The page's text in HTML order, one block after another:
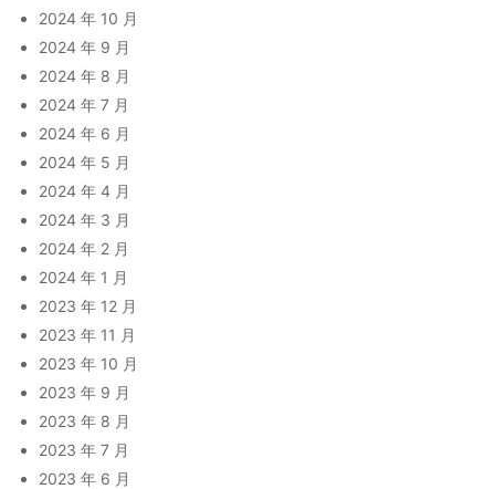
2024 年 10 月
2024 年 9 月
2024 年 8 月
2024 年 7 月
2024 年 6 月
2024 年 5 月
2024 年 4 月
2024 年 3 月
2024 年 2 月
2024 年 1 月
2023 年 12 月
2023 年 11 月
2023 年 10 月
2023 年 9 月
2023 年 8 月
2023 年 7 月
2023 年 6 月